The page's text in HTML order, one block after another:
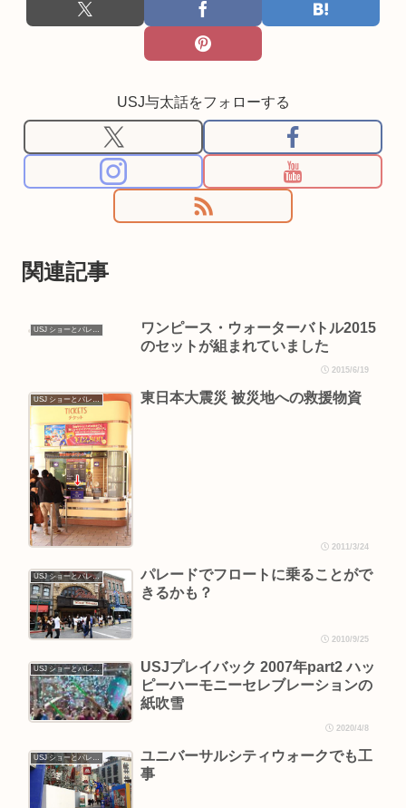
USJ与太話をフォローする
関連記事
ワンピース・ウォーターバトル2015
のセットが組まれていました
2015/6/19
USJ ショーとパレード 東日本大震災 被災地への救援物資
2011/3/24
USJ ショーとパレード
パレードでフロートに乗ることがで
きるかも？
2010/9/25
USJ ショーとパレード
USJプレイバック 2007年part2 ハッ
ピーハーモニーセレブレーションの
紙吹雪
2020/4/8
ユニバーサルシティウォークでも工
事